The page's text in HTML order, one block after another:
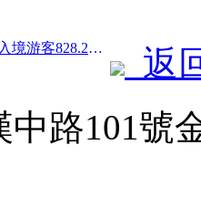
前一篇：上海前11月接待入境游客828.2萬人次，超越年初預期
返
中路101號